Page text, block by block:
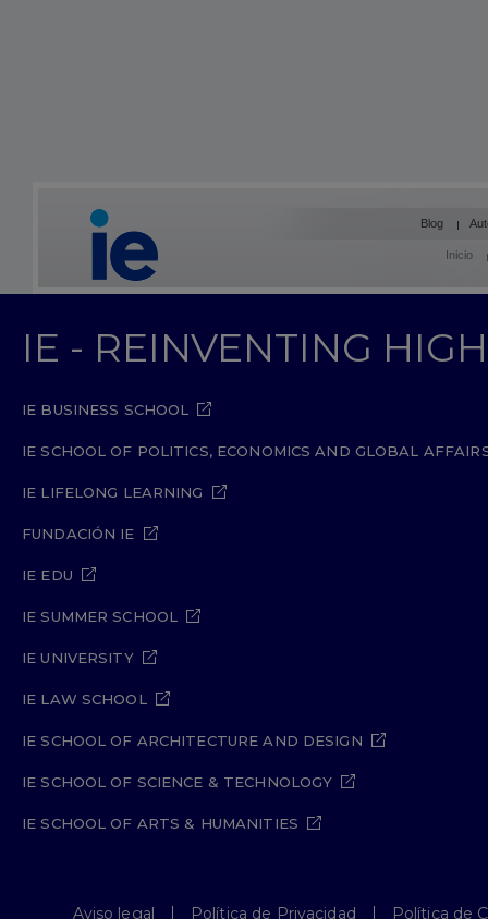
Blog
Inicio
IE - REINVENTING
IE BUSINESS SCHOOL
IE SCHOOL OF POLITICS, ECONOMICS AND GLOBAL
IE LIFELONG LEARNING
FUNDACIÓN IE
IE EDU
IE SUMMER SCHOOL
IE UNIVERSITY
IE LAW SCHOOL
IE SCHOOL OF ARCHITECTURE AND DESIGN
IE SCHOOL OF SCIENCE & TECHNOLOGY
IE SCHOOL OF ARTS & HUMANITIES
Aviso legal Política de Privacidad Política de